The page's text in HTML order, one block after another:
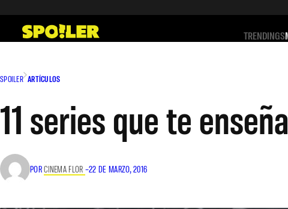
contenido
TRENDINGS
SPOILER ARTÍCULOS
11 series que te
PORCINEMA FLOR –22 DE MARZO, 2016